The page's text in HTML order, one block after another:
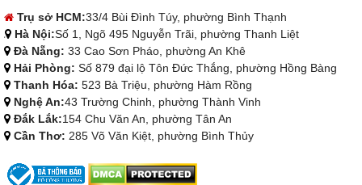
Trụ sở HCM:33/4 Bùi Đình Túy, phường Bình Thạnh
Hà Nội:Số 1, Ngõ 495 Nguyễn Trãi, phường Thanh Liệt
Đà Nẵng: 33 Cao Sơn Pháo, phường An Khê
Hải Phòng: Số 879 đại lộ Tôn Đức Thắng, phường Hồng Bàng
Thanh Hóa: 523 Bà Triệu, phường Hàm Rồng
Nghệ An:43 Trường Chinh, phường Thành Vinh
Đắk Lắk:154 Chu Văn An, phường Tân An
Cần Thơ: 285 Võ Văn Kiệt, phường Bình Thủy